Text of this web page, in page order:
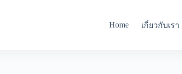
Home เกี่ยวกับเรา